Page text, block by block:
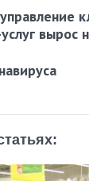
вырос